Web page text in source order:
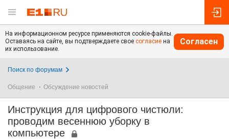
На информационном ресурсе применяются cookie-файлы.
Оставаясь на сайте, вы подтверждаете свое согласие на
их использование.
Согласен
Поиск по форумам
Общение Обсуждение новостей
Инструкция для цифрового чистюли:
проводим весеннюю уборку в
компьютере